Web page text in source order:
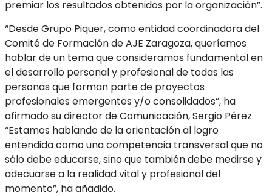
premiar los resultados obtenidos por la organización”.
“Desde Grupo Piquer, como entidad coordinadora del
Comité de Formación de AJE Zaragoza, queríamos
hablar de un tema que consideramos fundamental en
el desarrollo personal y profesional de todas las
personas que forman parte de proyectos
profesionales emergentes y/o consolidados”, ha
afirmado su director de Comunicación, Sergio Pérez.
“Estamos hablando de la orientación al logro
entendida como una competencia transversal que no
sólo debe educarse, sino que también debe medirse y
adecuarse a la realidad vital y profesional del
momento”, ha añadido.